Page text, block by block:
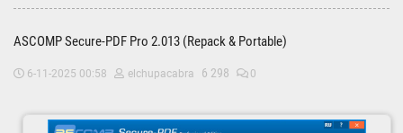
ASCOMP Secure-PDF Pro 2.013 (Repack & Portable)
6-11-2025 00:58 elchupacabra 6 298 0